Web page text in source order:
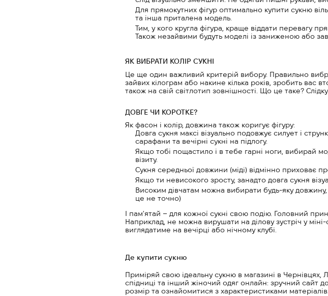
Для прямокутних фігур оптимально купити сукню
та інша приталена модель.
Тим, у кого кругла фігура, краще віддати перевагу
Також незайвими будуть моделі із заниженою або
ЯК ВИБРАТИ КОЛІР СУКНІ
Це ще один важливий критерій вибору. Правильно
зайвих кілограм або накине кілька років, зробить вас
також на свій світлотип зовнішності. Що це таке?
ДОВГЕ ЧИ КОРОТКЕ?
Як фасон і колір, довжина також коригує фігуру:
Довга сукня максі візуально подовжує силует і
сарафани та вечірні сукні на підлогу.
Якщо тобі пощастило і в тебе гарні ноги, вибирай
візиту.
Сукня середньої довжини (міді) відмінно приховає
Якщо ти невисокого зросту, занадто довга сукня
Високим дівчатам можна вибирати будь-яку
це не точно)
І пам'ятай – для кожної сукні свою подію. Головний
Наприклад, не можна вирушати на ділову зустріч у
виглядатиме на вечірці або нічному клубі.
Де купити сукню
Приміряй свою ідеальну сукню в магазині в Чернівцях,
спідниці та інший жіночий одяг онлайн: зручний сайт
розмір та ознайомитися з характеристиками матеріалів.